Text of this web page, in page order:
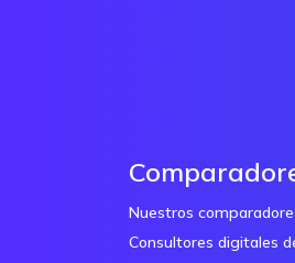
Nuestros
Consultores digitales